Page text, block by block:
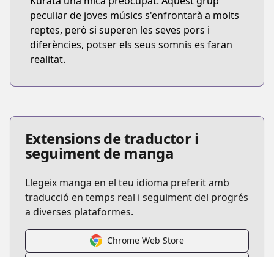
peculiar de joves músics s'enfrontarà a molts
reptes, però si superen les seves pors i
diferències, potser els seus somnis es faran
realitat.
Extensions de traductor i
seguiment de manga
Llegeix manga en el teu idioma preferit amb
traducció en temps real i seguiment del progrés
a diverses plataformes.
Chrome Web Store